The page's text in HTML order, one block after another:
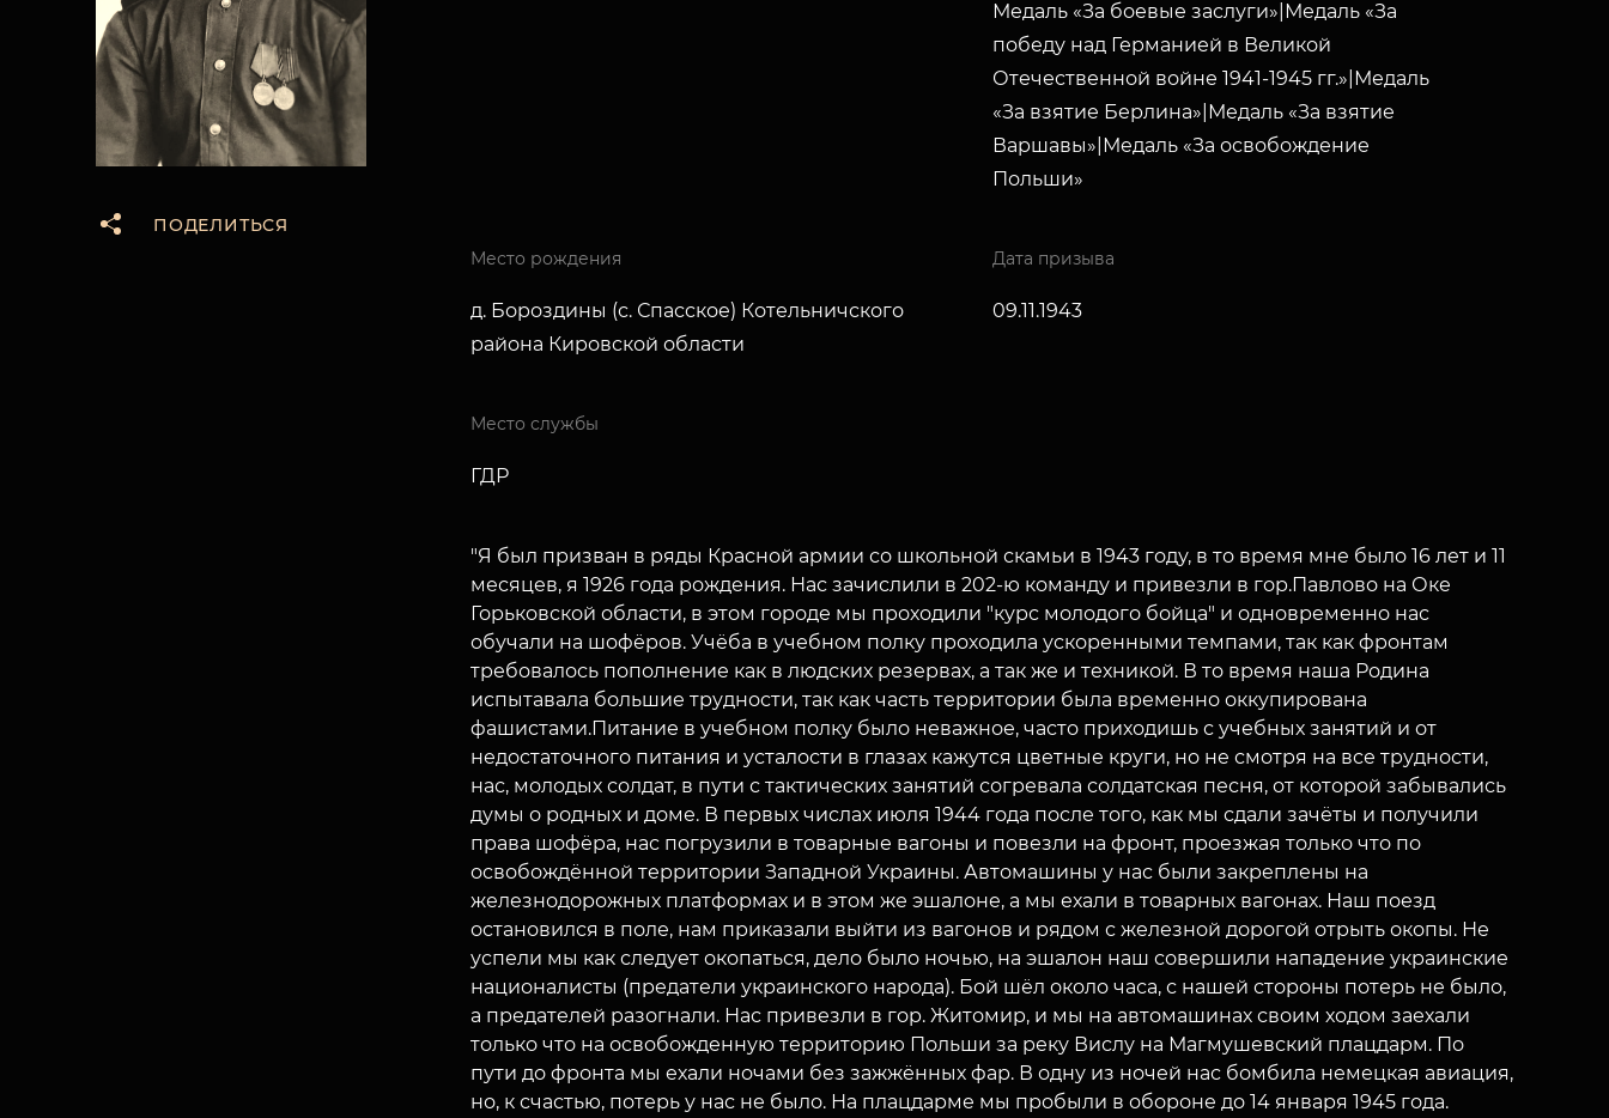
ПОДЕЛИТЬСЯ
Медаль «За боевые заслуги»|Медаль «За
победу над Германией в Великой
Отечественной войне 1941-1945 гг.»|Медаль
«За взятие Берлина»|Медаль «За взятие
Варшавы»|Медаль «За освобождение
Польши»
Место рождения
д. Бороздины (с. Спасское) Котельничского
района Кировской области
Дата призыва
09.11.1943
Место службы
ГДР
"Я был призван в ряды Красной армии со школьной скамьи в 1943 году, в то время мне было 16 лет и 11
месяцев, я 1926 года рождения. Нас зачислили в 202-ю команду и привезли в гор.Павлово на Оке
Горьковской области, в этом городе мы проходили "курс молодого бойца" и одновременно нас
обучали на шофёров. Учёба в учебном полку проходила ускоренными темпами, так как фронтам
требовалось пополнение как в людских резервах, а так же и техникой. В то время наша Родина
испытавала большие трудности, так как часть территории была временно оккупирована
фашистами.Питание в учебном полку было неважное, часто приходишь с учебных занятий и от
недостаточного питания и усталости в глазах кажутся цветные круги, но не смотря на все трудности,
нас, молодых солдат, в пути с тактических занятий согревала солдатская песня, от которой забывались
думы о родных и доме. В первых числах июля 1944 года после того, как мы сдали зачёты и получили
права шофёра, нас погрузили в товарные вагоны и повезли на фронт, проезжая только что по
освобождённой территории Западной Украины. Автомашины у нас были закреплены на
железнодорожных платформах и в этом же эшалоне, а мы ехали в товарных вагонах. Наш поезд
остановился в поле, нам приказали выйти из вагонов и рядом с железной дорогой отрыть окопы. Не
успели мы как следует окопаться, дело было ночью, на эшалон наш совершили нападение украинские
националисты (предатели украинского народа). Бой шёл около часа, с нашей стороны потерь не было,
а предателей разогнали. Нас привезли в гор. Житомир, и мы на автомашинах своим ходом заехали
только что на освобожденную территорию Польши за реку Вислу на Магмушевский плацдарм. По
пути до фронта мы ехали ночами без зажжённых фар. В одну из ночей нас бомбила немецкая авиация,
но, к счастью, потерь у нас не было. На плацдарме мы пробыли в обороне до 14 января 1945 года.